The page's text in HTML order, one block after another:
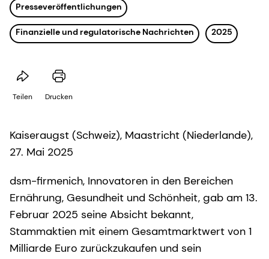
Presseveröffentlichungen
Finanzielle und regulatorische Nachrichten 2025
Teilen Drucken
Kaiseraugst (Schweiz), Maastricht (Niederlande),
27. Mai 2025
dsm-firmenich, Innovatoren in den Bereichen
Ernährung, Gesundheit und Schönheit, gab am 13.
Februar 2025 seine Absicht bekannt,
Stammaktien mit einem Gesamtmarktwert von 1
Milliarde Euro zurückzukaufen und sein